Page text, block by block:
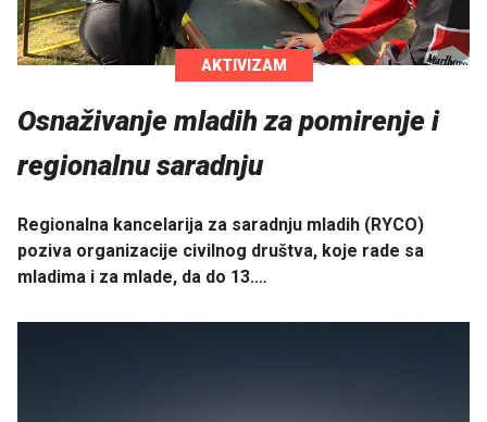
AKTIVIZAM
Osnaživanje mladih za pomirenje i
regionalnu saradnju
Regionalna kancelarija za saradnju mladih (RYCO)
poziva organizacije civilnog društva, koje rade sa
mladima i za mlade, da do 13.…